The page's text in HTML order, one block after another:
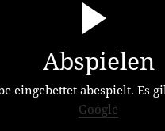
Abspielen
eingebettet abespielt. Es
Google